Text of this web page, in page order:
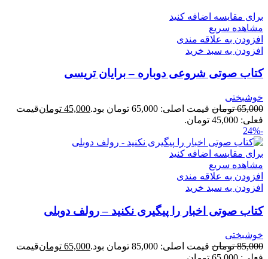
برای مقایسه اضافه کنید
مشاهده سریع
افزودن به علاقه مندی
افزودن به سبد خرید
کتاب صوتی شروعی دوباره – برایان تریسی
خوشبختی
65,000 تومان قیمت اصلی: 65,000 تومان بود. 45,000 تومانقیمت
فعلی: 45,000 تومان.
-24%
برای مقایسه اضافه کنید
مشاهده سریع
افزودن به علاقه مندی
افزودن به سبد خرید
کتاب صوتی اخبار را پیگیری نکنید – رولف دوبلی
خوشبختی
85,000 تومان قیمت اصلی: 85,000 تومان بود. 65,000 تومانقیمت